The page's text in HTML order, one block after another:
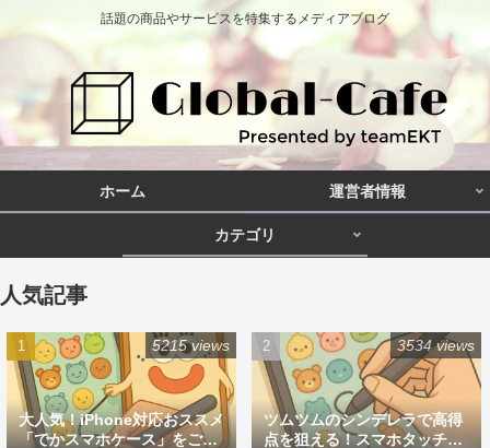
話題の商品やサービスを特集するメディアブログ
ホーム 運営者情報
カテゴリ
人気記事
大人気！iPhone対応おススメ
「でかスマホケース」をご紹
5215 views
ツムツムのシンデレラで高得
点を狙える！スマホタッチペ
3534 views